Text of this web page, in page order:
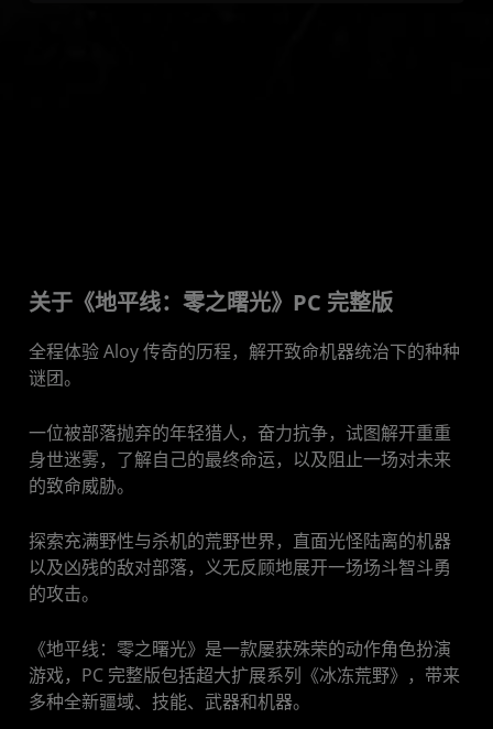
关于《地平线：零之曙光》PC 完整版
全程体验 Aloy 传奇的历程，解开致命机器统治下的种种
谜团。
一位被部落抛弃的年轻猎人，奋力抗争，试图解开重重
身世迷雾，了解自己的最终命运，以及阻止一场对未来
的致命威胁。
探索充满野性与杀机的荒野世界，直面光怪陆离的机器
以及凶残的敌对部落，义无反顾地展开一场场斗智斗勇
的攻击。
《地平线：零之曙光》是一款屡获殊荣的动作角色扮演
游戏，PC 完整版包括超大扩展系列《冰冻荒野》，带来
多种全新疆域、技能、武器和机器。